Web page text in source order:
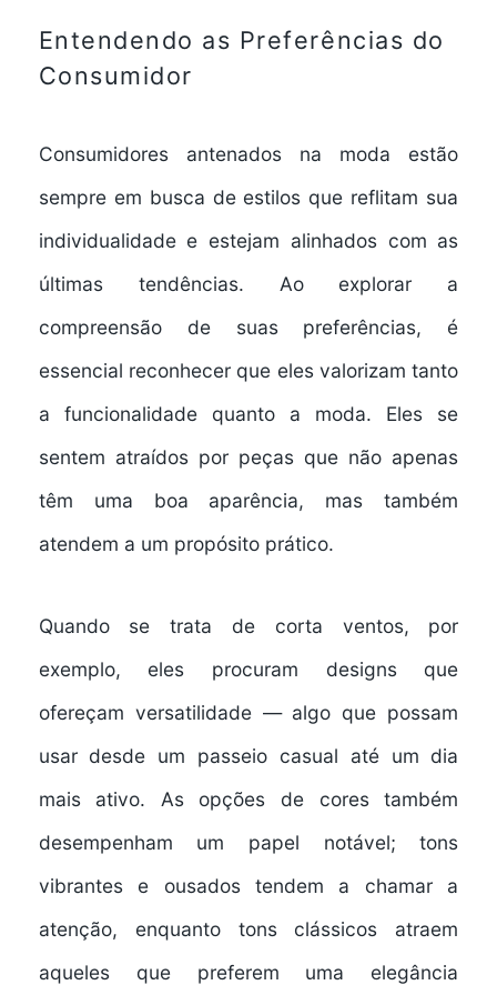
Entendendo as Preferências do
Consumidor
Consumidores antenados na moda estão
sempre em busca de estilos que reflitam sua
individualidade e estejam alinhados com as
últimas tendências. Ao explorar a
compreensão de suas preferências, é
essencial reconhecer que eles valorizam tanto
a funcionalidade quanto a moda. Eles se
sentem atraídos por peças que não apenas
têm uma boa aparência, mas também
atendem a um propósito prático.
Quando se trata de corta ventos, por
exemplo, eles procuram designs que
ofereçam versatilidade — algo que possam
usar desde um passeio casual até um dia
mais ativo. As opções de cores também
desempenham um papel notável; tons
vibrantes e ousados tendem a chamar a
atenção, enquanto tons clássicos atraem
aqueles que preferem uma elegância